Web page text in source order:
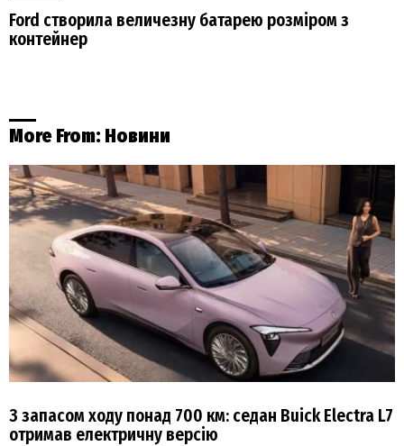
Ford створила величезну батарею розміром з
контейнер
More From: Новини
З запасом ходу понад 700 км: седан Buick Electra L7
отримав електричну версію